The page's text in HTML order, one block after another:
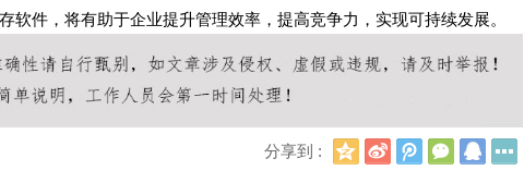
件，将有助于企业提升管理效率，提高竞争力，实现可持续发展。
分享到 :
Q
新
浪
腾
讯
微
信
Q